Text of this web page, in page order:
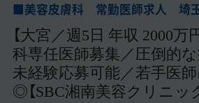
美容クリニック見学ご希望の方はこ
サービス紹介
ドクターコネクトの強み
■美容皮膚科 常勤医師求人 埼
【大宮／週5日 年収 2000万
科専任医師募集／圧倒的
未経験応募可能／若手医
◎【SBC湘南美容クリニッ
湘南美容クリニック 大宮東口院】